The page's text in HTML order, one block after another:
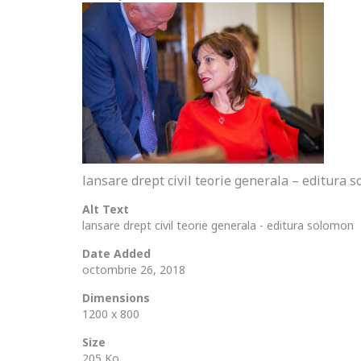
lansare drept civil teorie generala – editura
Alt Text
lansare drept civil teorie generala - editura solomon
Date Added
octombrie 26, 2018
Dimensions
1200 x 800
Size